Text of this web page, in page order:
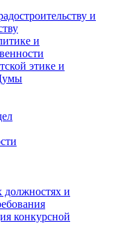
и
и
этике и
должностях и
конкурсной